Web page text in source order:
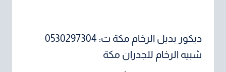
ديكور بديل الرخام مكة ت: 0530297304
شبيه الرخام للجدران مكة